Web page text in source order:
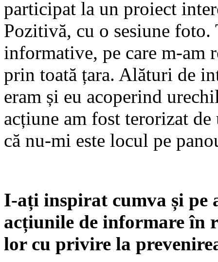
participat la un proiect
Pozitivă, cu o sesiune
informative, pe care m-am
prin toată țara. Alături de
eram și eu acoperind
acțiune am fost terorizat
că nu-mi este locul pe
I-ați inspirat cumva și pe
acțiunile de informare în
lor cu privire la